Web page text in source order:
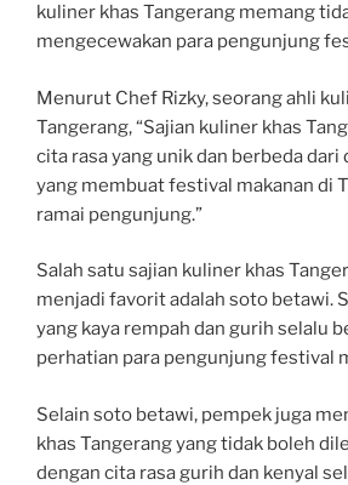
kuliner khas Tangerang memang
mengecewakan para pengunjung
Menurut Chef Rizky, seorang ahli
Tangerang, “Sajian kuliner khas
cita rasa yang unik dan berbeda dari
yang membuat festival makanan di
ramai pengunjung.”
Salah satu sajian kuliner khas
menjadi favorit adalah soto betawi.
yang kaya rempah dan gurih selalu
perhatian para pengunjung festival
Selain soto betawi, pempek juga
khas Tangerang yang tidak boleh
dengan cita rasa gurih dan kenyal